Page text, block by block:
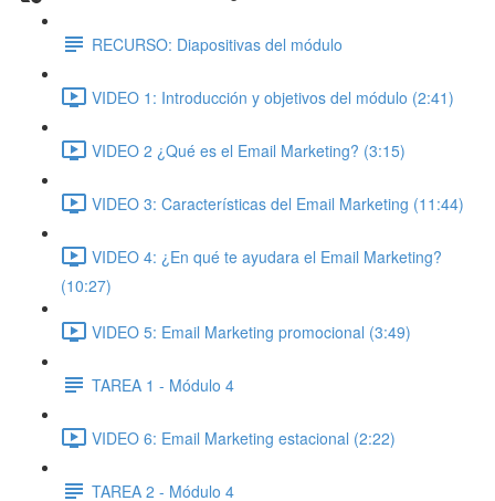
RECURSO: Diapositivas del módulo
VIDEO 1: Introducción y objetivos del módulo (2:41)
VIDEO 2 ¿Qué es el Email Marketing? (3:15)
VIDEO 3: Características del Email Marketing (11:44)
VIDEO 4: ¿En qué te ayudara el Email Marketing?
(10:27)
VIDEO 5: Email Marketing promocional (3:49)
TAREA 1 - Módulo 4
VIDEO 6: Email Marketing estacional (2:22)
TAREA 2 - Módulo 4